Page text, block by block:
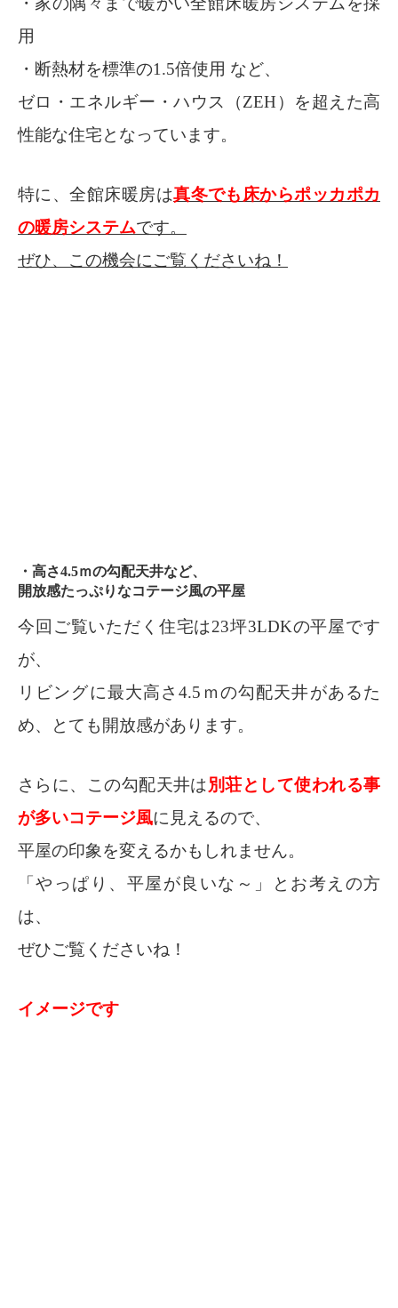
用
・断熱材を標準の1.5倍使用 など、
ゼロ・エネルギー・ハウス（ZEH）を超えた高
性能な住宅となっています。
特に、全館床暖房は真冬でも床からポッカポカ
の暖房システムです。
ぜひ、この機会にご覧くださいね！
・高さ4.5ｍの勾配天井など、
開放感たっぷりなコテージ風の平屋
今回ご覧いただく住宅は23坪3LDKの平屋です
が、
リビングに最大高さ4.5ｍの勾配天井があるた
め、とても開放感があります。
さらに、この勾配天井は別荘として使われる事
が多いコテージ風に見えるので、
平屋の印象を変えるかもしれません。
「やっぱり、平屋が良いな～」とお考えの方
は、
ぜひご覧くださいね！
イメージです